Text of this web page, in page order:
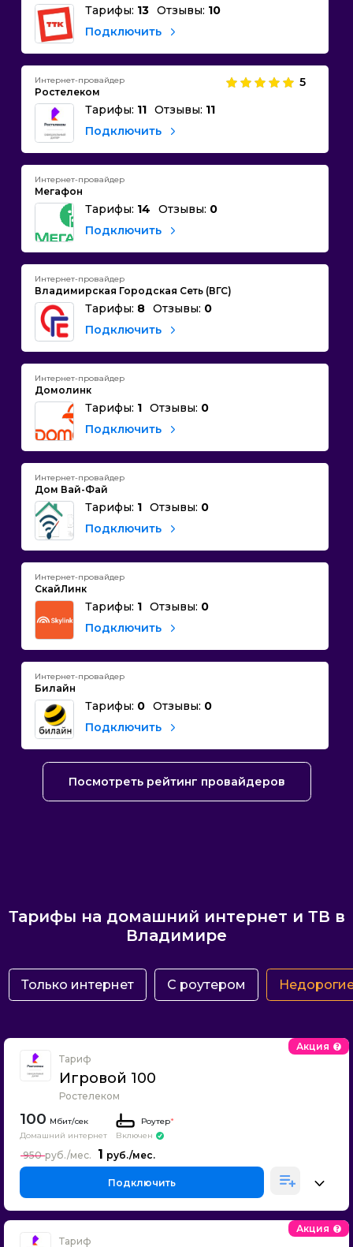
Тарифы: 13 Отзывы: 10
Подключить
Интернет-провайдер
Ростелеком
5
Тарифы: 11 Отзывы: 11
Подключить
Интернет-провайдер
Мегафон
Тарифы: 14 Отзывы: 0
Подключить
Интернет-провайдер
Владимирская Городская Сеть (ВГС)
Тарифы: 8 Отзывы: 0
Подключить
Интернет-провайдер
Домолинк
Тарифы: 1 Отзывы: 0
Подключить
Интернет-провайдер
Дом Вай-Фай
Тарифы: 1 Отзывы: 0
Подключить
Интернет-провайдер
СкайЛинк
Тарифы: 1 Отзывы: 0
Подключить
Интернет-провайдер
Билайн
Тарифы: 0 Отзывы: 0
Подключить
Посмотреть рейтинг провайдеров
Тарифы на домашний интернет и ТВ в
Владимире
Только интернет С роутером
Тариф
Игровой 100
Ростелеком
Акция
100
Домашний интернет
Роутер*
Включен
1
950
Подключить
Тариф
Акция